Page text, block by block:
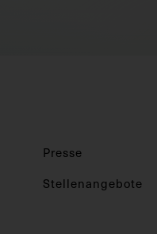
Presse
Stellenangebote